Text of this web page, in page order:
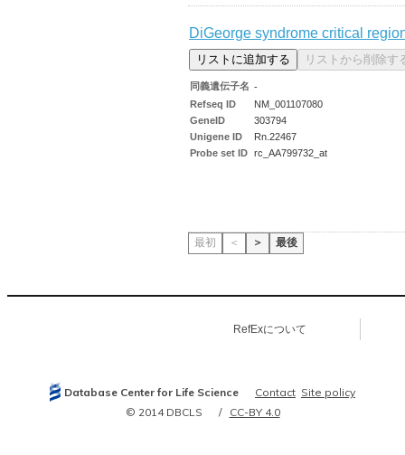
DiGeorge syndrome critical
同義遺伝子名 -
Refseq ID
NM_001107080
GeneID
303794
Unigene ID
Rn.22467
Probe set ID rc_AA799732_at
最初 ＜ ＞ 最後
RefExについて
Database Center for Life Science Contact Site policy
© 2014 DBCLS
CC-BY 4.0